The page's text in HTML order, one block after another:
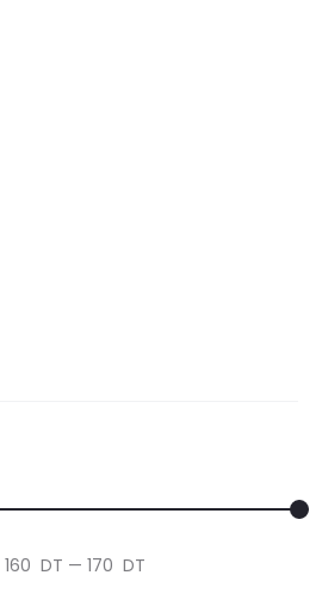
Prix
Prix
160 DT — 170 DT